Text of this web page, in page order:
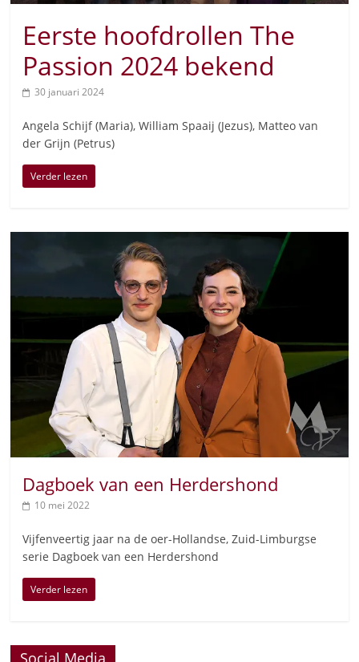
Eerste hoofdrollen The
Passion 2024 bekend
30 januari 2024
Angela Schijf (Maria), William Spaaij (Jezus), Matteo van
der Grijn (Petrus)
Verder lezen
Dagboek van een Herdershond
10 mei 2022
Vijfenveertig jaar na de oer-Hollandse, Zuid-Limburgse
serie Dagboek van een Herdershond
Verder lezen
Social Media